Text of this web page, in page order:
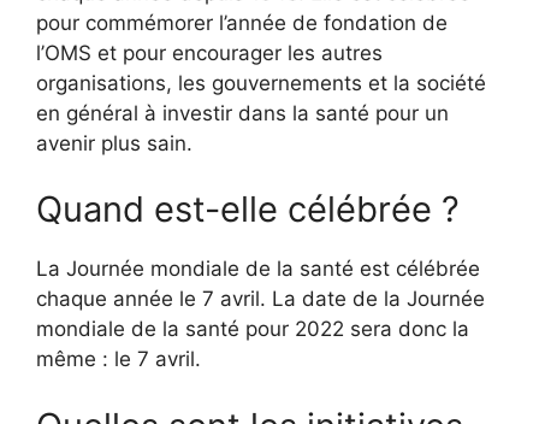
pour commémorer l’année de fondation de
l’OMS et pour encourager les autres
organisations, les gouvernements et la société
en général à investir dans la santé pour un
avenir plus sain.
Quand est-elle célébrée ?
La Journée mondiale de la santé est célébrée
chaque année le 7 avril. La date de la Journée
mondiale de la santé pour 2022 sera donc la
même : le 7 avril.